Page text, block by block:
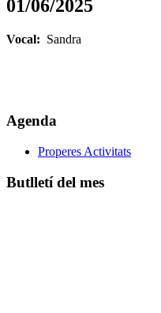
01/06/2025
Vocal: Sandra
Agenda
Properes Activitats
Butlletí del mes